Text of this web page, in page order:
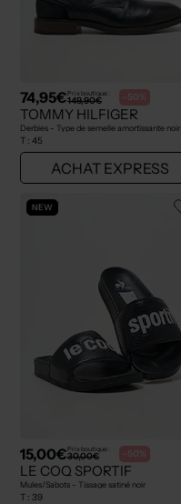
74,95€Prix boutique :
149,90€ -50%
TOMMY HILFIGER
Derbies - Type de semelle amortissante noir
T : 45
ACHAT EXPRESS
NEW
15,00€Prix boutique :
30,00€ -50%
LE COQ SPORTIF
Mules/Sabots - Tissage satiné noir
T : 39